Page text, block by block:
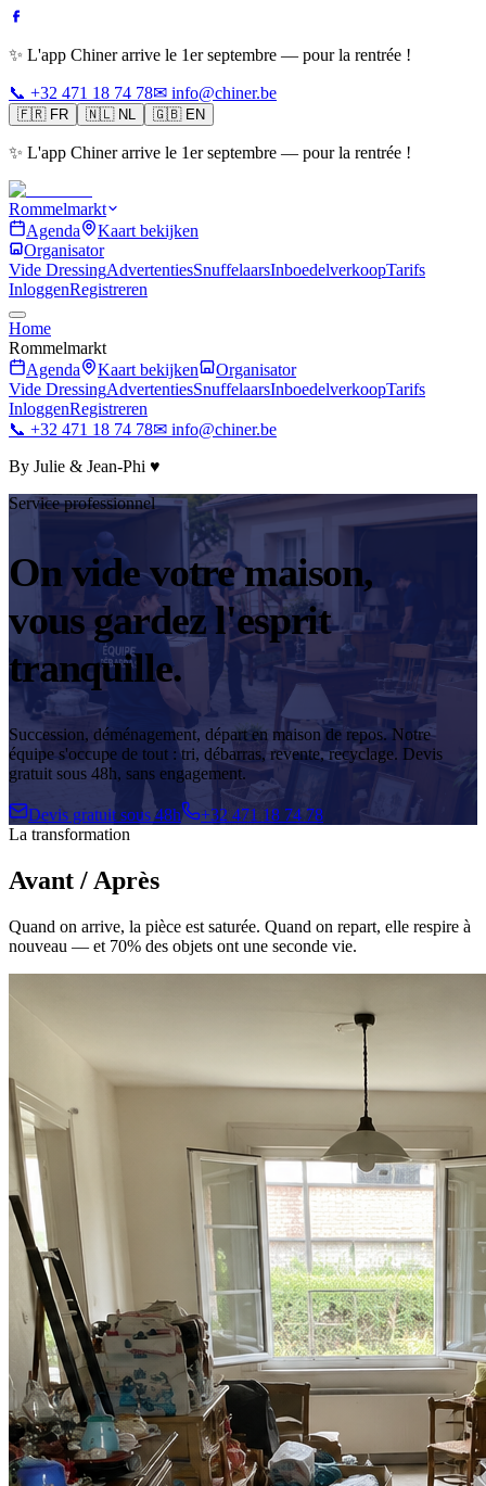
✨ L'app Chiner arrive le 1er septembre — pour la rentrée !
📞 +32 471 18 74 78✉ info@chiner.be
🇫🇷 FR 🇳🇱 NL 🇬🇧 EN
✨ L'app Chiner arrive le 1er septembre — pour la rentrée !
Rommelmarkt
Agenda
Kaart bekijken
Organisator
Vide DressingAdvertentiesSnuffelaarsInboedelverkoopTarifs
InloggenRegistreren
Home
Rommelmarkt
Agenda
Kaart bekijken
Organisator
Vide DressingAdvertentiesSnuffelaarsInboedelverkoopTarifs
InloggenRegistreren
📞 +32 471 18 74 78✉ info@chiner.be
By Julie & Jean-Phi ♥
Service professionnel
On vide votremaison,
vous gardez l'esprit
tranquille.
Succession, déménagement, départ en maison de repos. Notre
équipe s'occupe de tout : tri, débarras, revente, recyclage. Devis
gratuit sous 48h, sans engagement.
Devis gratuit sous 48h
+32 471 18 74 78
La transformation
Avant / Après
Quand on arrive, la pièce est saturée. Quand on repart, elle respire à
nouveau — et 70% des objets ont une seconde vie.